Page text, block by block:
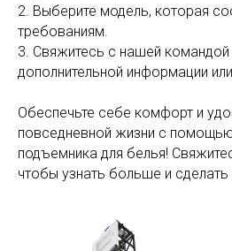
2. Выберите модель, которая
требованиям.
3. Свяжитесь с нашей командой
дополнительной информации
Обеспечьте себе комфорт и
повседневной жизни с
подъемника для белья!
чтобы узнать больше и сделать